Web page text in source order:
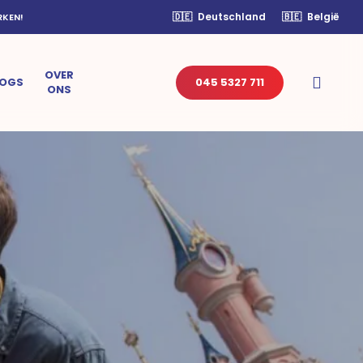
🇩🇪 Deutschland 🇧🇪 België
OVER
ONS
045 5327 711